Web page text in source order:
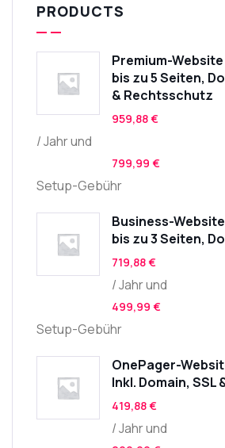
PRODUCTS
Premium-
bis zu 5 Seiten,
& Rechtsschutz
959,88€
/ Jahr und
799,99 €
Setup-Gebühr
Business-
bis zu 3 Seiten,
719,88€
/ Jahr und
499,99 €
Setup-Gebühr
OnePager-
Inkl. Domain, SSL
419,88€
/ Jahr und